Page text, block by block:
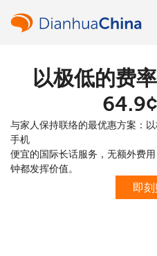
欢
已经有账户
注
以极低的费
与家人保持联络的最优惠方案：
手机
便宜的国际长话服务，无额外费
钟都发挥价值。
即